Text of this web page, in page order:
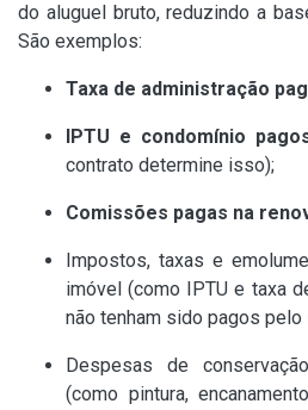
do aluguel bruto, reduzindo a
São exemplos:
Taxa de administração
IPTU e condomínio
contrato determine isso);
Comissões pagas na
Impostos, taxas e
imóvel (como IPTU e taxa
não tenham sido pagos pelo
Despesas de
(como pintura,